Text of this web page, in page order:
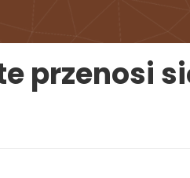
przenosi